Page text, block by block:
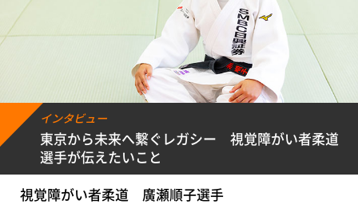
インタビュー
東京から未来へ繋ぐレガシー 視覚障がい者柔道
選手が伝えたいこと
視覚障がい者柔道 廣瀬順子選手